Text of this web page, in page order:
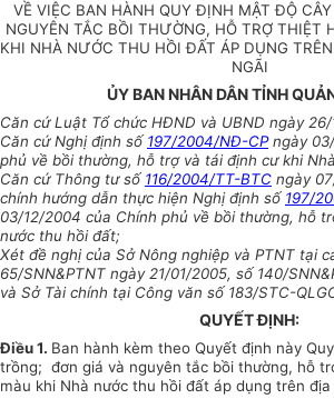
VỀ VIỆC BAN HÀNH QUY ĐỊNH MẬT ĐỘ
NGUYÊN TẮC BỒI THƯỜNG, HỖ TRỢ THIỆT
KHI NHÀ NƯỚC THU HỒI ĐẤT ÁP DỤNG
NGÃI
ỦY BAN NHÂN DÂN TỈNH
Căn cứ Luật Tổ chức HĐND và UBND ngày 26/
Căn cứ Nghị định số 197/2004/NĐ-CPngày
phủ về bồi thường, hỗ trợ và tái định cư khi
Căn cứ Thông tư số 116/2004/TT-BTC ngày
chính hướng dẫn thực hiện Nghị định số 197/
03/12/2004 của Chính phủ về bồi thường, hỗ
nước thu hồi đất;
Xét đề nghị của Sở Nông nghiệp và PTNT tại
65/SNN&PTNT ngày 21/01/2005, số 140/
và Sở Tài chính tại Công văn số 183/STC-
QUYẾT ĐỊNH:
Điều 1. Ban hành kèm theo Quyết định này
trồng; đơn giá và nguyên tắc bồi thường, hỗ
màu khi Nhà nước thu hồi đất áp dụng trên